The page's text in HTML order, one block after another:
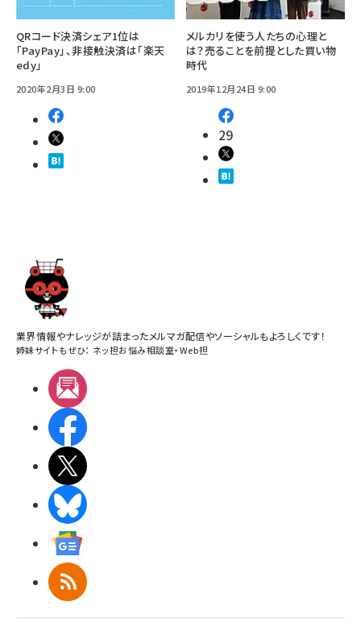
QRコード決済シェア1位は
「PayPay」、非接触決済は「楽天
edy」
2020年2月3日 9:00
メルカリを使う人たちの心理と
は？売ることを前提とした買い物
時代
2019年12月24日 9:00
29
業界情報やナレッジが詰まったメルマガ配信やソーシャルもよろしくです！
姉妹サイトもぜひ： ネッ担お悩み相談室・Web担
RSS